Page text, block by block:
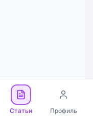
Статьи Профиль